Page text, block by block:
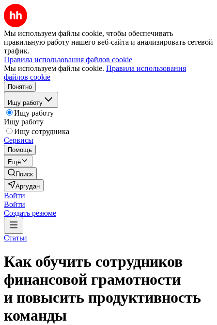
Мы используем файлы cookie, чтобы обеспечивать
правильную работу нашего веб-сайта и анализировать сетевой
трафик.
Правила использования файлов cookie
Мы используем файлы cookie. Правила использования
файлов cookie
Понятно
Ищу работу
Ищу работу
Ищу работу
Ищу сотрудника
Сервисы
Помощь
Ещё
Поиск
Аргудан
Войти
Войти
Создать резюме
Статьи
Как обучить сотрудников
финансовой грамотности
и повысить продуктивность
команды